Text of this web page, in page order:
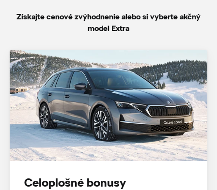
Získajte cenové zvýhodnenie alebo si vyberte akčný
model Extra
Celoplošné bonusy